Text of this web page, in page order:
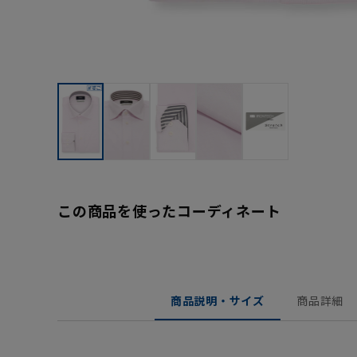
この商品を使ったコーディネート
商品説明・サイズ 商品詳細